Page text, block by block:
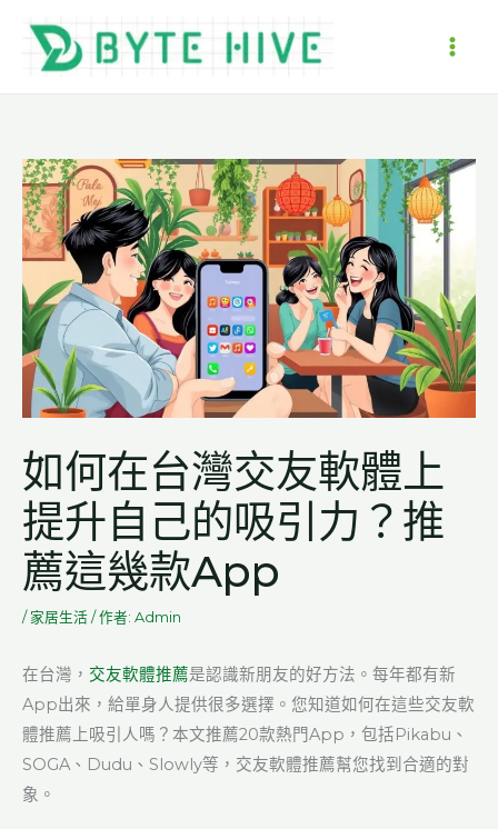
如何在台灣交友軟體上
提升自己的吸引力？推
薦這幾款App
/ 家居生活 / 作者: Admin
在台灣， 交友軟體推薦是認識新朋友的好方法。每年都有新
App出來，給單身人提供很多選擇。您知道如何在這些交友軟
體推薦上吸引人嗎？本文推薦20款熱門App，包括Pikabu、
SOGA、Dudu、Slowly等，交友軟體推薦幫您找到合適的對
象。